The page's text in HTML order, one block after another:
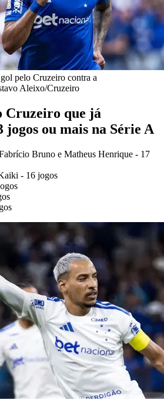
pelo Cruzeiro contra a
Aleixo/Cruzeiro
Cruzeiro que já
ou mais na Série A
Bruno e Matheus Henrique - 17
- 16 jogos